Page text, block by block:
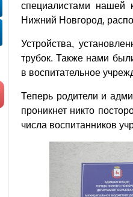
специалистами
Нижний Новгород,
Устройства,
трубок. Также нами
в воспитательное
Теперь родители и
проникнет никто
числа воспитанников